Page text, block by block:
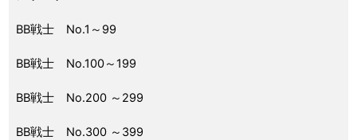
BB戦士 No.1～99
BB戦士 No.100～199
BB戦士 No.200 ～299
BB戦士 No.300 ～399